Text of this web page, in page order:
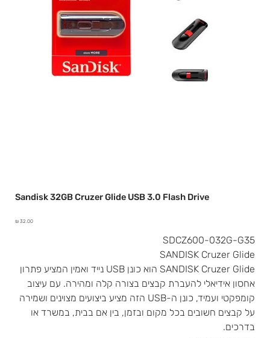
Sandisk 32GB Cruzer Glide USB 3.0 Flash Drive
מחיר ‏32.00 ‏₪
SDCZ600-032G-G35
SANDISK Cruzer Glide
SANDISK Cruzer Glide הוא כונן USB נייד ואמין המציע פתרון
אחסון אידיאלי להעברת קבצים בצורה קלה ומהירה. עם עיצוב
קומפקטי ועמיד, כונן ה-USB הזה מציע ביצועים מצוינים ושמירה
על קבצים חשובים בכל מקום ובזמן, בין אם בבית, במשרד או
בדרכים.